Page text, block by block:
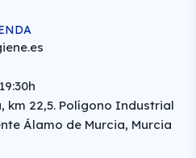
km 22,5. Polígono Industrial
Álamo de Murcia, Murcia